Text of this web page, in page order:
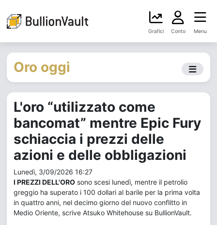
Grafici Conto Menu
Oro oggi
L'oro “utilizzato come
bancomat” mentre Epic Fury
schiaccia i prezzi delle
azioni e delle obbligazioni
Lunedì, 3/09/2026 16:27
I PREZZI DELL'ORO sono scesi lunedì, mentre il petrolio
greggio ha superato i 100 dollari al barile per la prima volta
in quattro anni, nel decimo giorno del nuovo conflitto in
Medio Oriente, scrive Atsuko Whitehouse su BullionVault.